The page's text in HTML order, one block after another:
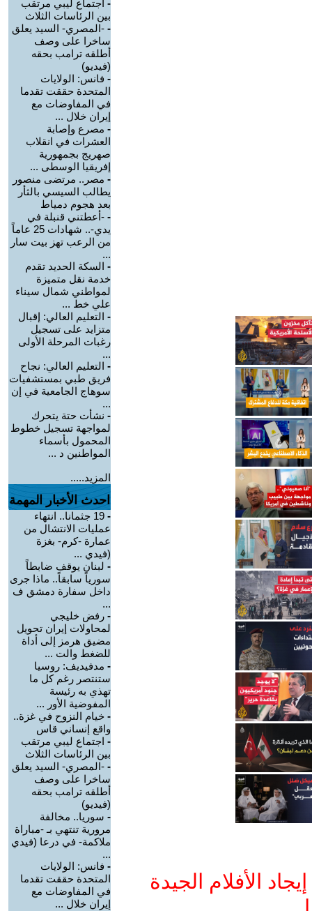
الأفلام الجيدة
- اجتماع ليبي مرتقب
بين الرئاسات الثلاث
- -المصري- السيد يعلق
ساخرا على وصف
أطلقه ترامب بحقه
(فيديو)
- فانس: الولايات
المتحدة حققت تقدما
في المفاوضات مع
إيران خلال ...
- مصرع وإصابة
العشرات في انقلاب
صهريج بجمهورية
إفريقيا الوسطى ...
- مصر.. مرتضى منصور
يطالب السيسي بالثأر
بعد هجوم دمياط
- -أعطتني قنبلة في
يدي-.. شهادات 25 عاماً
من الرعب تهز بيت سار
...
- السكة الحديد تقدم
خدمة نقل متميزة
لمواطني شمال سيناء
علي خط ...
- التعليم العالي: إقبال
متزايد على تسجيل
رغبات المرحلة الأولى
...
- التعليم العالي: نجاح
فريق طبي بمستشفيات
سوهاج الجامعية في إن
...
- نشأت حتة يتحرك
لمواجهة تسجيل خطوط
المحمول بأسماء
المواطنين د ...
المزيد.....
احدث الأخبار المهمة
-
19 جثمانا.. انتهاء
عمليات الانتشال من
عمارة -كرم- بغزة
(فيدي ...
- لبنان يوقف ضابطاً
سورياً سابقاً.. ماذا جرى
داخل سفارة دمشق ف
...
- رفض خليجي
لمحاولات إيران تحويل
مضيق هرمز إلى أداة
للضغط والت ...
- مدفيديف: روسيا
ستنتصر رغم كل ما
تهذي به رئيسة
المفوضية الأور ...
- خيام النزوح في غزة..
واقع إنساني قاس
- اجتماع ليبي مرتقب
بين الرئاسات الثلاث
- -المصري- السيد يعلق
ساخرا على وصف
أطلقه ترامب بحقه
(فيديو)
- سوريا.. مخالفة
مرورية تنتهي بـ -مباراة
ملاكمة- في درعا (فيدي
...
- فانس: الولايات
المتحدة حققت تقدما
في المفاوضات مع
إيران خلال ...